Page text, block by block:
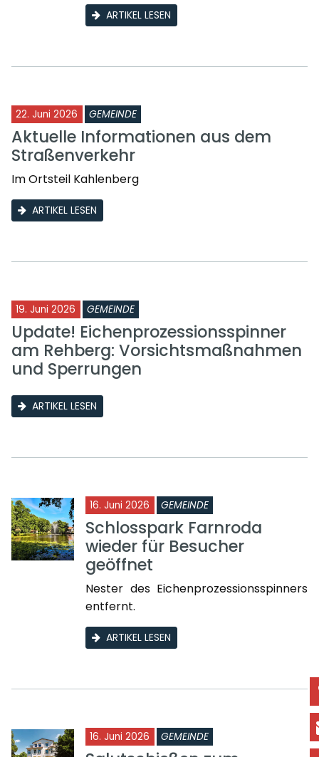
ARTIKEL LESEN
22. Juni 2026 GEMEINDE
Aktuelle Informationen aus dem
Straßenverkehr
Im Ortsteil Kahlenberg
ARTIKEL LESEN
19. Juni 2026 GEMEINDE
Update! Eichenprozessionsspinner
am Rehberg: Vorsichtsmaßnahmen
und Sperrungen
ARTIKEL LESEN
16. Juni 2026 GEMEINDE
Schlosspark Farnroda
wieder für Besucher
geöffnet
Nester des Eichenprozessionsspinners
entfernt.
ARTIKEL LESEN
16. Juni 2026 GEMEINDE